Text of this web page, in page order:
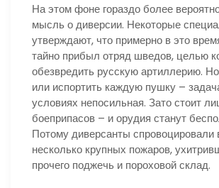
На этом фоне гораздо более
мысль о диверсии. Некоторые
утверждают, что примерно в это
тайно прибыл отряд шведов, целью
обезвредить русскую артиллерию.
или испортить каждую пушку –
условиях непосильная. Зато стоит
боеприпасов – и орудия станут
Потому диверсанты спровоцировали
несколько крупных пожаров,
прочего поджечь и пороховой склад.